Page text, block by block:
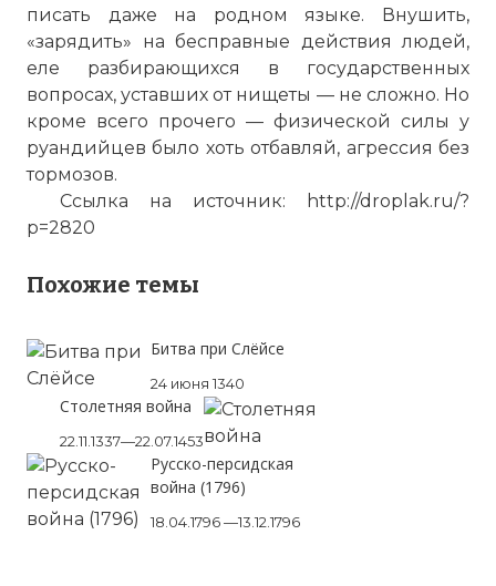
писать даже на родном языке. Внушить,
«зарядить» на бесправные действия людей,
еле разбирающихся в государственных
вопросах, уставших от нищеты — не сложно. Но
кроме всего прочего — физической силы у
руандийцев было хоть отбавляй, агрессия без
тормозов.
Ссылка на источник: http://droplak.ru/?
p=2820
Похожие темы
Битва при Слёйсе
24 июня 1340
Столетняя война
22.11.1337—22.07.1453
Русско-персидская
война (1796)
18.04.1796 —13.12.1796